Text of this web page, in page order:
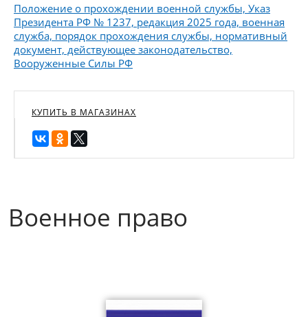
Положение о прохождении военной службы, Указ
Президента РФ № 1237, редакция 2025 года, военная
служба, порядок прохождения службы, нормативный
документ, действующее законодательство,
Вооруженные Силы РФ
КУПИТЬ В МАГАЗИНАХ
Военное право